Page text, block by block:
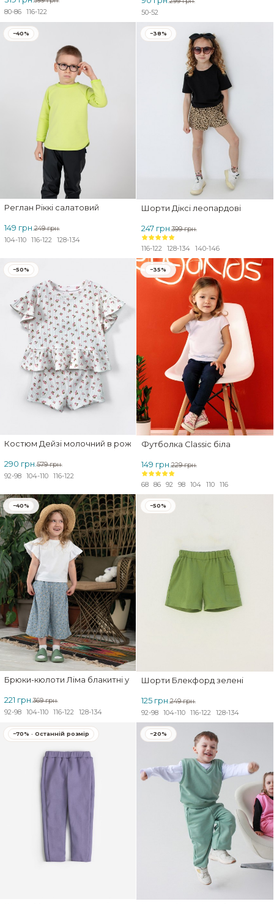
80-86 116-122 50-52
−40%
Реглан Ріккі салатовий
249 грн.
149 грн.
104-110 116-122 128-134
−38%
Шорти Діксі леопардові
399 грн.
247 грн.
116-122 128-134 140-146
−50%
Костюм Дейзі молочний в рожеву квіточку
579 грн.
290 грн.
92-98 104-110 116-122
−35%
Футболка Classic біла
229 грн.
149 грн.
68 86 92 98 104 110 116
−40%
Брюки-кюлоти Ліма блакитні у білу квіточку
369 грн.
221 грн.
92-98 104-110 116-122 128-134
−50%
Шорти Блекфорд зелені
249 грн.
125 грн.
92-98 104-110 116-122 128-134
−70% · Останній розмір −20%